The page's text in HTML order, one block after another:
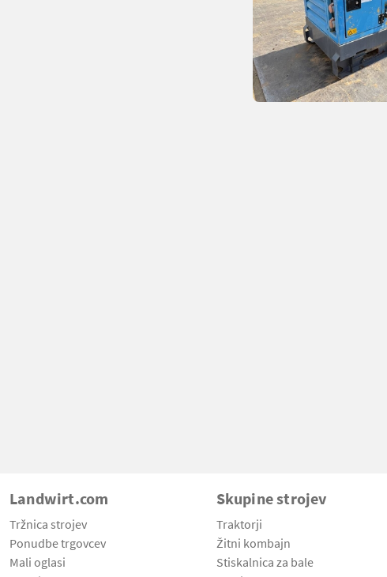
Landwirt.com
Tržnica strojev
Ponudbe trgovcev
Mali oglasi
Skupine strojev
Traktorji
Žitni kombajn
Stiskalnica za bale